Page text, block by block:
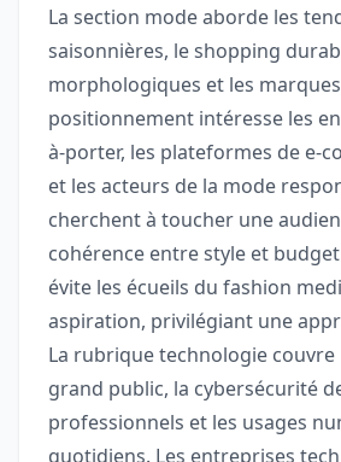
La section mode aborde les
saisonnières, le shopping
morphologiques et les marques
positionnement intéresse les
à-porter, les plateformes de e-
et les acteurs de la mode
cherchent à toucher une
cohérence entre style et
évite les écueils du fashion
aspiration, privilégiant une
La rubrique technologie couvre
grand public, la cybersécurité
professionnels et les usages
quotidiens. Les entreprises tech